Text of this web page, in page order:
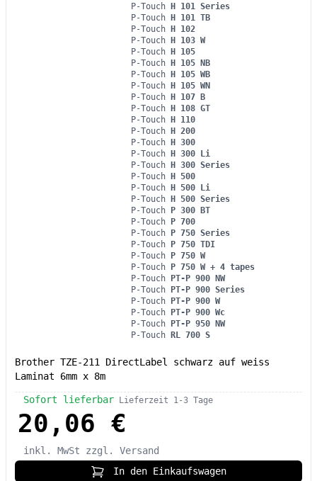
P-Touch H 101 Series
P-Touch H 101 TB
P-Touch H 102
P-Touch H 103 W
P-Touch H 105
P-Touch H 105 NB
P-Touch H 105 WB
P-Touch H 105 WN
P-Touch H 107 B
P-Touch H 108 GT
P-Touch H 110
P-Touch H 200
P-Touch H 300
P-Touch H 300 Li
P-Touch H 300 Series
P-Touch H 500
P-Touch H 500 Li
P-Touch H 500 Series
P-Touch P 300 BT
P-Touch P 700
P-Touch P 750 Series
P-Touch P 750 TDI
P-Touch P 750 W
P-Touch P 750 W + 4 tapes
P-Touch PT-P 900 NW
P-Touch PT-P 900 Series
P-Touch PT-P 900 W
P-Touch PT-P 900 Wc
P-Touch PT-P 950 NW
P-Touch RL 700 S
Brother TZE-211 DirectLabel schwarz auf weiss
Laminat 6mm x 8m
Sofort lieferbar Lieferzeit 1-3 Tage
20,06 €
inkl. MwSt
zzgl. Versand
In den Einkaufswagen